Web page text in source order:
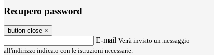
Recupero password
button close ×
E-mail Verrà inviato un messaggio
all'indirizzo indicato con le istruzioni necessarie.